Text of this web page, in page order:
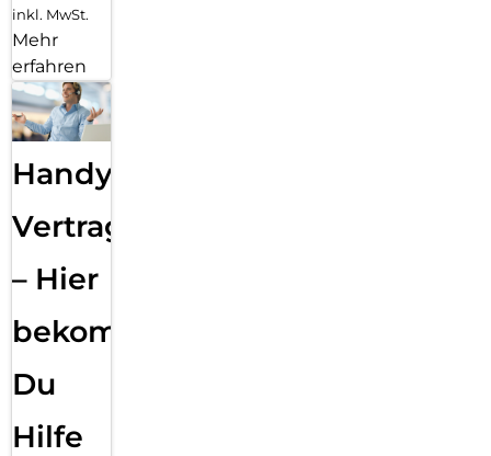
inkl. MwSt.
Mehr
erfahren
Handy
Vertragsabwicklung
– Hier
bekommst
Du
Hilfe